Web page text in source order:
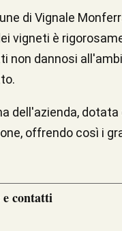
di Vignale
vigneti è
non dannosi
dell'azienda,
offrendo così i
contatti